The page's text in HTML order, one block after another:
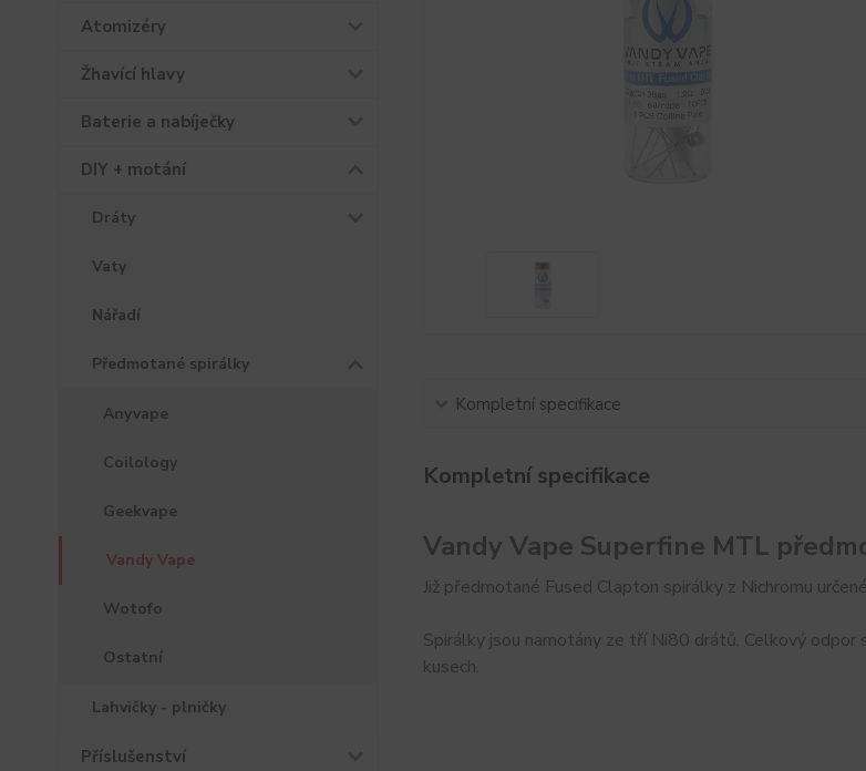
Atomizéry
Žhavící hlavy
Baterie a nabíječky
DIY + motání
Dráty
Vaty
Nářadí
Předmotané spirálky
Anyvape
Coilology
Geekvape
Vandy Vape
Wotofo
Ostatní
Lahvičky - plničky
Příslušenství
Kompletní specifikace
Kompletní specifikace
Vandy Vape Superfine MTL
Již předmotané Fused Clapton spirálky z Nichromu
Spirálky jsou namotány ze tří Ni80 drátů. Celkový
kusech.